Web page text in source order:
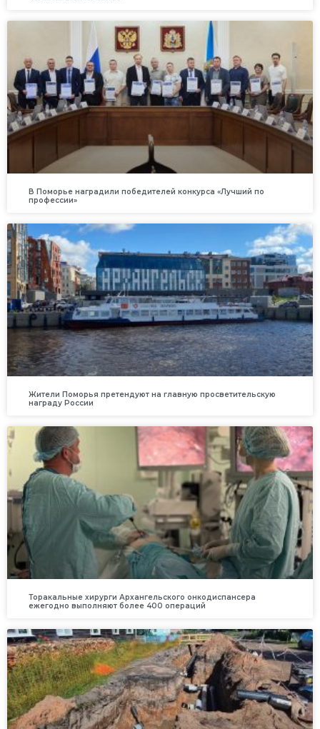
В Поморье наградили победителей конкурса «Лучший по
профессии»
Жители Поморья претендуют на главную просветительскую
награду России
Торакальные хирурги Архангельского онкодиспансера
ежегодно выполняют более 400 операций